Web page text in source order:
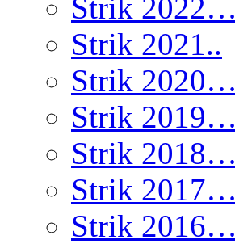
Strik 2022…
Strik 2021..
Strik 2020…
Strik 2019…
Strik 2018…
Strik 2017…
Strik 2016…